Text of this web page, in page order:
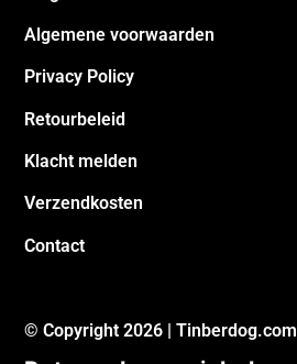
Algemene voorwaarden
Privacy Policy
Retourbeleid
Klacht melden
Verzendkosten
Contact
© Copyright 2026 | Tinberdog.com